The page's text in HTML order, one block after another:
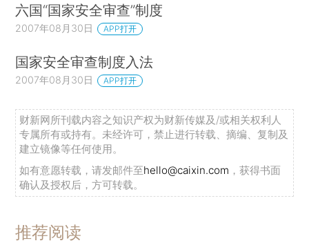
六国“国家安全审查”制度
2007年08月30日 APP打开
国家安全审查制度入法
2007年08月30日 APP打开
财新网所刊载内容之知识产权为财新传媒及/或相关权利人
专属所有或持有。未经许可，禁止进行转载、摘编、复制及
建立镜像等任何使用。
如有意愿转载，请发邮件至hello@caixin.com ，获得书面
确认及授权后，方可转载。
推荐阅读